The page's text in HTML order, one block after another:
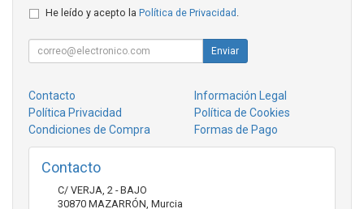
He leído y acepto la Política de Privacidad .
Enviar
Contacto
Información Legal
Política Privacidad
Política de Cookies
Condiciones de Compra
Formas de Pago
Contacto
C/ VERJA, 2 - BAJO
30870 MAZARRÓN, Murcia